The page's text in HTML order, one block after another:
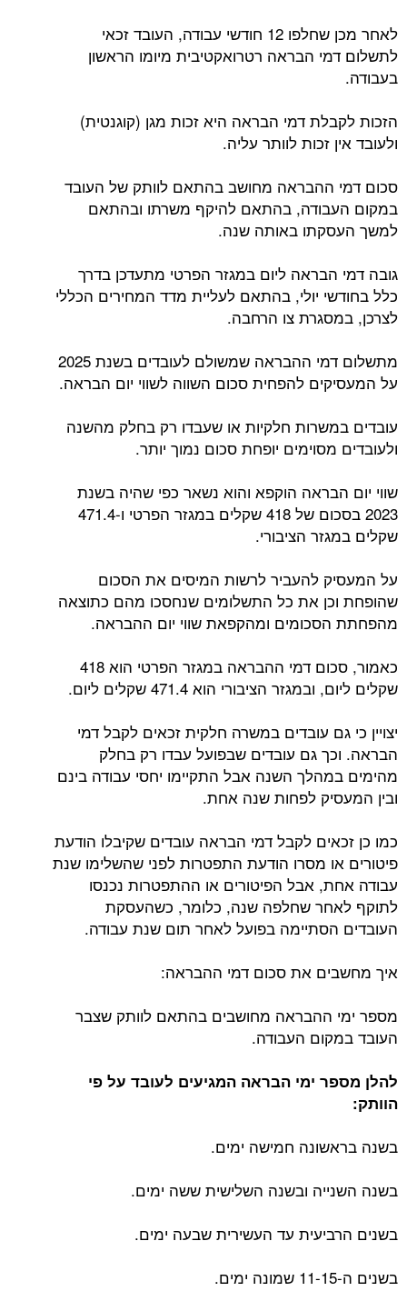
לאחר מכן שחלפו 12 חודשי עבודה, העובד זכאי
לתשלום דמי הבראה רטרואקטיבית מיומו הראשון
בעבודה.
הזכות לקבלת דמי הבראה היא זכות מגן (קוגנטית)
ולעובד אין זכות לוותר עליה.
סכום דמי ההבראה מחושב בהתאם לוותק של העובד
במקום העבודה, בהתאם להיקף משרתו ובהתאם
למשך העסקתו באותה שנה.
גובה דמי הבראה ליום במגזר הפרטי מתעדכן בדרך
כלל בחודשי יולי, בהתאם לעליית מדד המחירים הכללי
לצרכן, במסגרת צו הרחבה.
מתשלום דמי ההבראה שמשולם לעובדים בשנת 2025
על המעסיקים להפחית סכום השווה לשווי יום הבראה.
עובדים במשרות חלקיות או שעבדו רק בחלק מהשנה
ולעובדים מסוימים יופחת סכום נמוך יותר.
שווי יום הבראה הוקפא והוא נשאר כפי שהיה בשנת
2023 בסכום של 418 שקלים במגזר הפרטי ו-471.4
שקלים במגזר הציבורי.
על המעסיק להעביר לרשות המיסים את הסכום
שהופחת וכן את כל התשלומים שנחסכו מהם כתוצאה
מהפחתת הסכומים ומהקפאת שווי יום ההבראה.
כאמור, סכום דמי ההבראה במגזר הפרטי הוא 418
שקלים ליום, ובמגזר הציבורי הוא 471.4 שקלים ליום.
יצויין כי גם עובדים במשרה חלקית זכאים לקבל דמי
הבראה. וכך גם עובדים שבפועל עבדו רק בחלק
מהימים במהלך השנה אבל התקיימו יחסי עבודה בינם
ובין המעסיק לפחות שנה אחת.
כמו כן זכאים לקבל דמי הבראה עובדים שקיבלו הודעת
פיטורים או מסרו הודעת התפטרות לפני שהשלימו שנת
עבודה אחת, אבל הפיטורים או ההתפטרות נכנסו
לתוקף לאחר שחלפה שנה, כלומר, כשהעסקת
העובדים הסתיימה בפועל לאחר תום שנת עבודה.
איך מחשבים את סכום דמי ההבראה:
מספר ימי ההבראה מחושבים בהתאם לוותק שצבר
העובד במקום העבודה.
להלן מספר ימי הבראה המגיעים לעובד על פי
הוותק:
בשנה בראשונה חמישה ימים.
בשנה השנייה ובשנה השלישית ששה ימים.
בשנים הרביעית עד העשירית שבעה ימים.
בשנים ה-11-15 שמונה ימים.